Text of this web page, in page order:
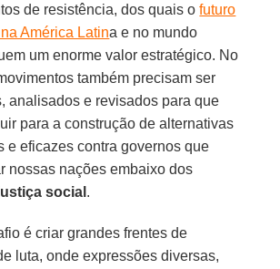
de resistência, dos quais ofuturo
América Latina e no mundo
um enorme valor estratégico. No
também precisam ser
analisados e revisados para que
para a construção de alternativas
e eficazes contra governos que
nossas nações embaixo dos
social .
é criar grandes frentes de
luta, onde expressões diversas,